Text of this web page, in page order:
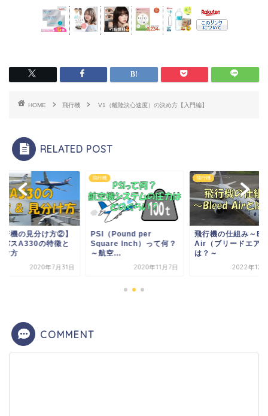
HOME 飛行機 V1（離陸決心速度）の決め方【入門編】
RELATED POST
行機の見分け方②】
バスA330の特徴と
け方
2020年7月31日
飛行機
PSI（Pound per
Square Inch）って何？
～航空...
2020年11月7日
飛行機
飛行機の仕組み～
Air（ブリードエア
は？～
2022年12
COMMENT